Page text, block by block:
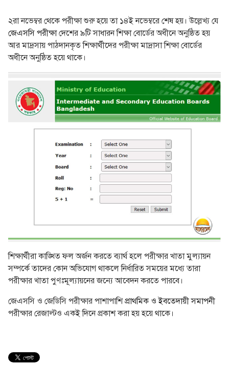
২রা নভেম্বর থেকে পরীক্ষা শুরু হয়ে তা ১৪ই নভেম্বরে শেষ হয়। উল্লেখ্য যে
জেএসসি পরীক্ষাদেশের ৯টি সাধারন শিক্ষা বোর্ডের অধীনে অনুষ্ঠিত হয়
আর মাদ্রসায় পাঠদানকৃত শিক্ষার্থীদের পরীক্ষা মাদ্রাসা শিক্ষা বোর্ডের
অধীনে অনুষ্ঠিত হয়ে থাকে।
শিক্ষার্থীরা কাঙ্খিত ফল অর্জন করতে ব্যার্থ হলে পরীক্ষার খাতা মুল্যায়ন
সম্পর্কে তাদের কোন অভিযোগ থাকলে নির্ধারিত সময়ের মধ্যে তারা
পরীক্ষার খাতা পুণঃমূল্যায়নের জন্যে আবেদন করতে পারবে।
জেএসসি ও জেডিসি পরীক্ষার পাশাপাশিপ্রাথমিক ও ইবতেদায়ী সমাপনী
পরীক্ষার রেজাল্টও একই দিনে প্রকাশ করা হয় হয়ে থাকে।